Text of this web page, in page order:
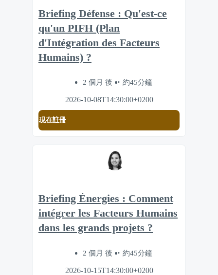
Briefing Défense : Qu'est-ce
qu'un PIFH (Plan
d'Intégration des Facteurs
Humains) ?
2 個月 後 約45分鐘
2026-10-08T14:30:00+0200
現在註冊
Briefing Énergies : Comment
intégrer les Facteurs Humains
dans les grands projets ?
2 個月 後 約45分鐘
2026-10-15T14:30:00+0200